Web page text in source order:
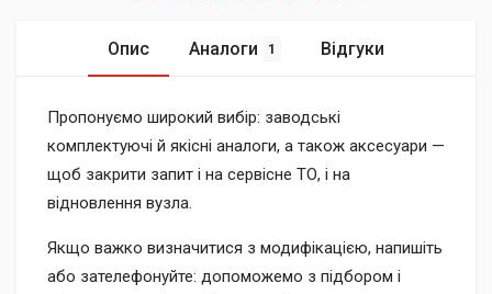
Опис Аналоги 1 Відгуки
Пропонуємо широкий вибір: заводські
комплектуючі й якісні аналоги, а також аксесуари —
щоб закрити запит і на сервісне ТО, і на
відновлення вузла.
Якщо важко визначитися з модифікацією, напишіть
або зателефонуйте: допоможемо з підбором і